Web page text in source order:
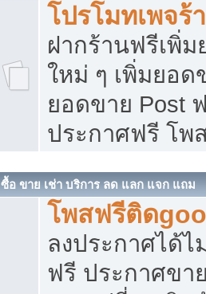
โปรโมทเพจร้
ฝากร้านฟรีเพิ่
ใหม่ ๆ เพิ่มยอด
ยอดขาย Post
ประกาศฟรี โพ
ซื้อ ขาย เช่า บริการ ลด แลก แจก แถม
โพสฟรีติด
ลงประกาศได้
ฟรี ประกาศข